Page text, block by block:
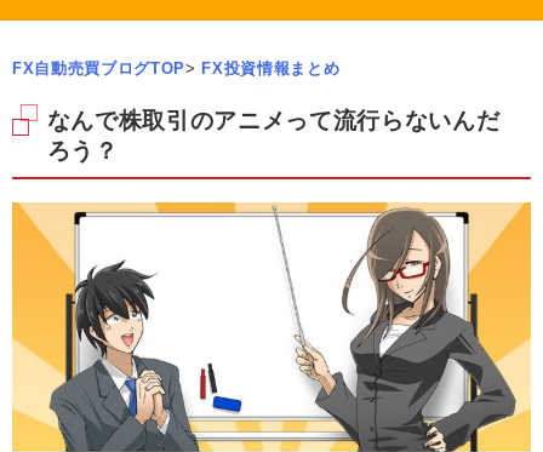
FX自動売買ブログTOP> FX投資情報まとめ
なんで株取引のアニメって流行らないんだ
ろう？